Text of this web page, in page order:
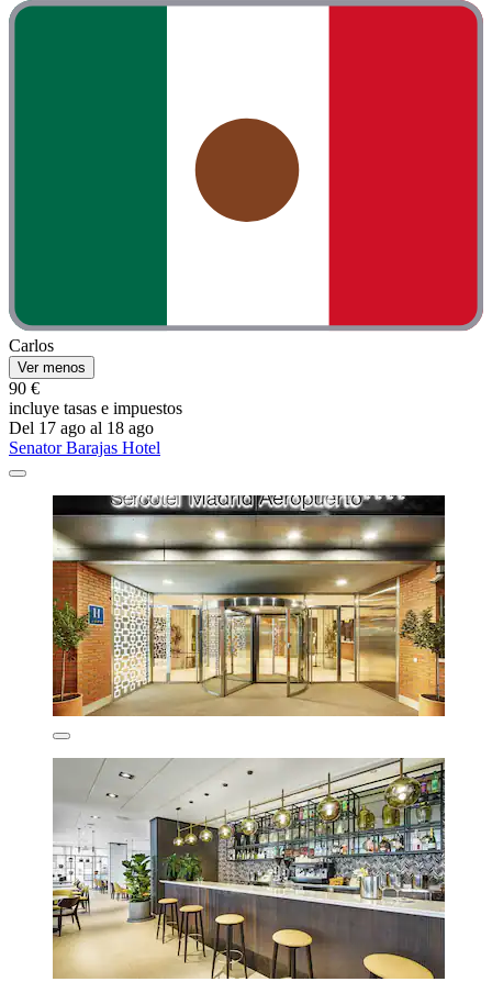
Carlos
Ver menos
90 €
incluye tasas e impuestos
Del 17 ago al 18 ago
Senator Barajas Hotel